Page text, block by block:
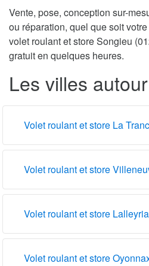
Vente, pose, conception sur-
ou réparation, quel que soit
volet roulant et store Songieu
gratuit en quelques heures.
Les villes
Volet roulant et store La
Volet roulant et store
Volet roulant et store
Volet roulant et store